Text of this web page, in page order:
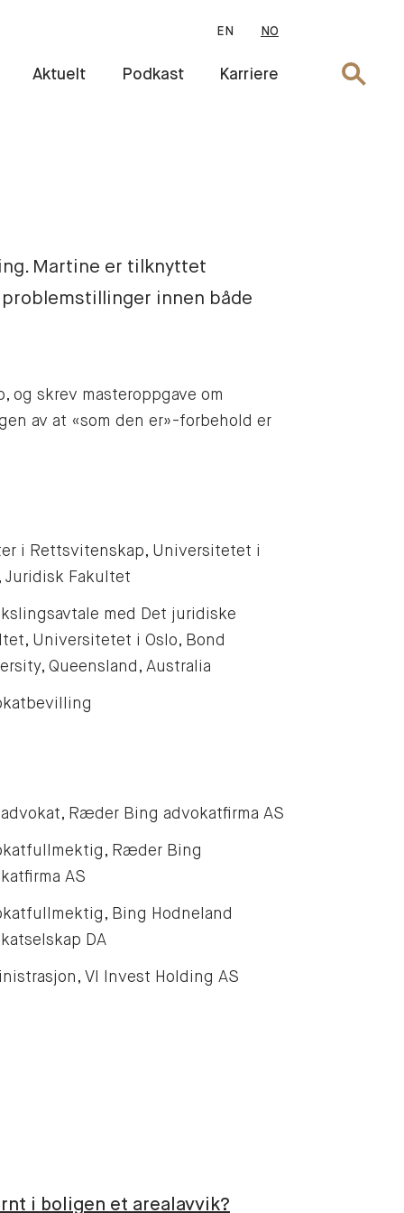
EN NO
Aktuelt Podkast Karriere Søk
Martine er tilknyttet
innen både
og skrev masteroppgave om
av at «som den er»-forbehold er
i Rettsvitenskap, Universitetet i
Juridisk Fakultet
med Det juridiske
Universitetet i Oslo, Bond
Queensland, Australia
advokat, Ræder Bing advokatfirma AS
Ræder Bing
AS
Bing Hodneland
DA
VI Invest Holding AS
i boligen et arealavvik?